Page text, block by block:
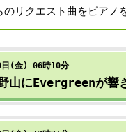
リクエスト曲をピアノ
日(金) 06時10分
山にEvergreenが響